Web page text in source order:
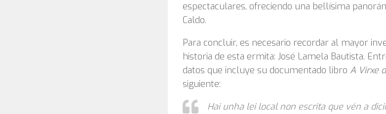
espectaculares, ofreciendo una bellísima
Caldo.
Para concluir, es necesario recordar al mayor
historia de esta ermita: José Lamela Bautista.
datos que incluye su documentado libro A Virxe
siguiente:
Hai unha lei local non escrita que vén a